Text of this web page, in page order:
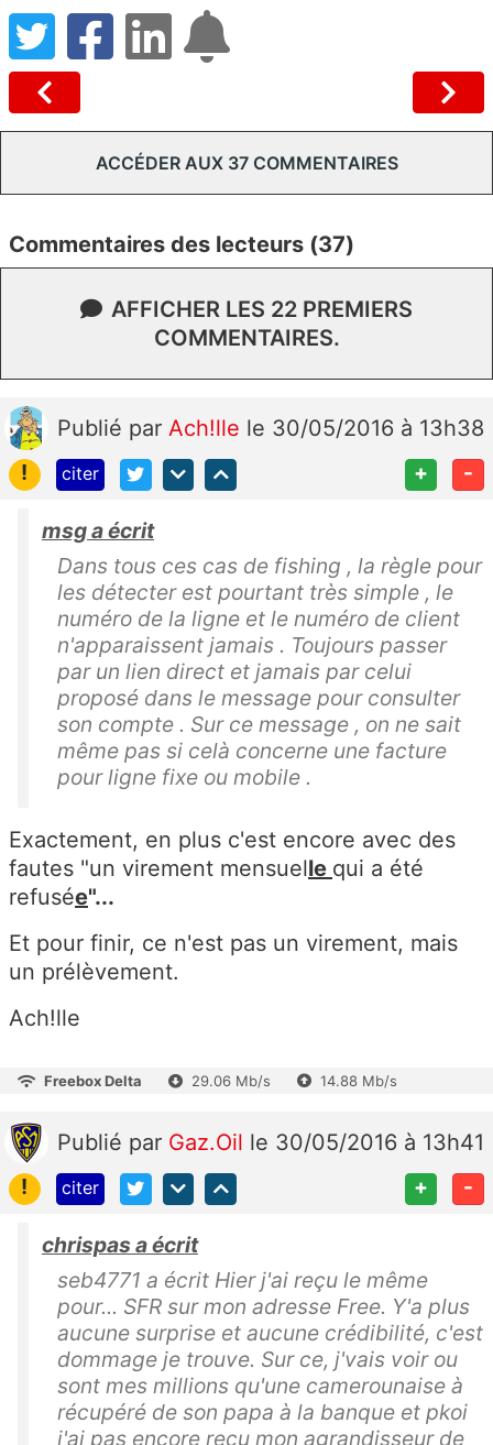
ACCÉDER AUX 37 COMMENTAIRES
Commentaires des lecteurs (37)
AFFICHER LES 22 PREMIERS
COMMENTAIRES.
Publié par Ach!lle le 30/05/2016 à 13h38
!
citer + -
msg a écrit
Dans tous ces cas de fishing , la règle pour
les détecter est pourtant très simple , le
numéro de la ligne et le numéro de client
n'apparaissent jamais . Toujours passer
par un lien direct et jamais par celui
proposé dans le message pour consulter
son compte . Sur ce message , on ne sait
même pas si celà concerne une facture
pour ligne fixe ou mobile .
Exactement, en plus c'est encore avec des
fautes "un virement mensuelle qui a été
refusée"...
Et pour finir, ce n'est pas un virement, mais
un prélèvement.
Ach!lle
Freebox Delta 29.06 Mb/s 14.88 Mb/s
Publié par Gaz.Oil le 30/05/2016 à 13h41
!
citer + -
chrispas a écrit
seb4771 a écrit Hier j'ai reçu le même
pour... SFR sur mon adresse Free. Y'a plus
aucune surprise et aucune crédibilité, c'est
dommage je trouve. Sur ce, j'vais voir ou
sont mes millions qu'une camerounaise à
récupéré de son papa à la banque et pkoi
j'ai pas encore reçu mon agrandisseur de